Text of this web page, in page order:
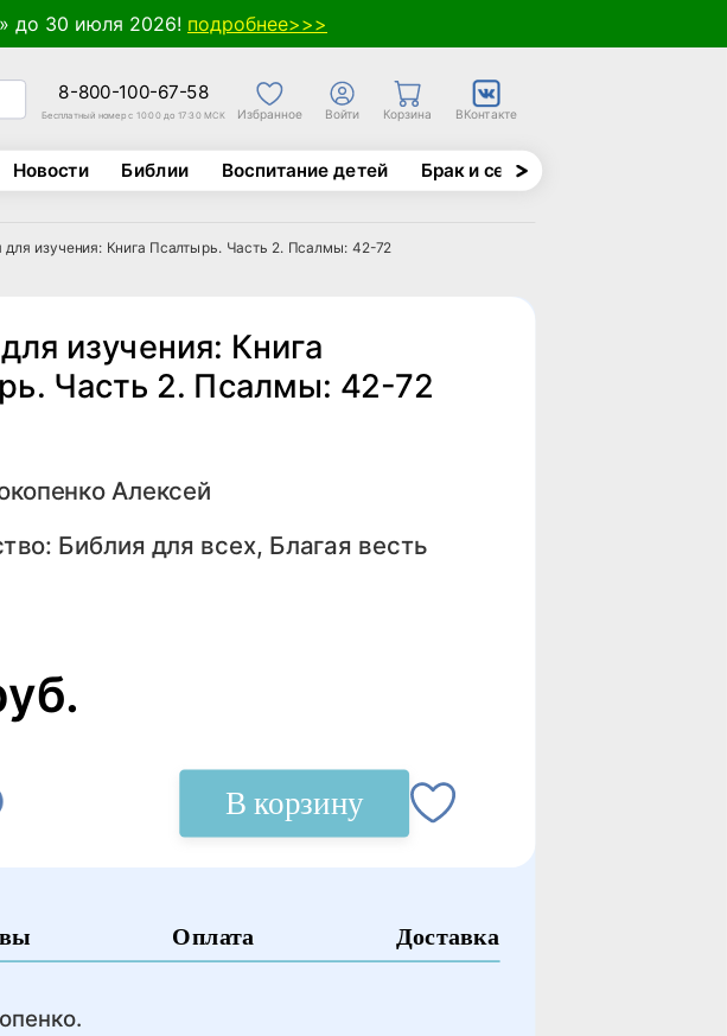
до 30 июля 2026! подробнее>>>
8-800-100-67-58
Бесплатный номер с 10:00 до 17:30 МСК Избранное Войти Корзина ВКонтакте
Новости Библии Воспитание детей Брак и семья
для изучения: Книга Псалтырь. Часть 2. Псалмы: 42-72
изучения: Книга
Часть 2. Псалмы: 42-72
Алексей
Библия для всех, Благая весть
В корзину
Оплата Доставка